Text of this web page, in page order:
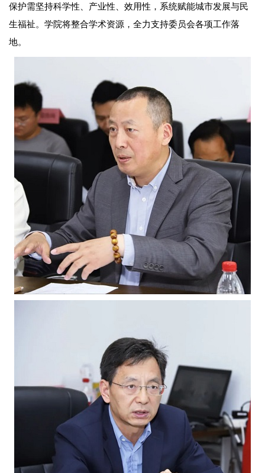
保护需坚持科学性、产业性、效用性，系统赋能城市发展与民
生福祉。学院将整合学术资源，全力支持委员会各项工作落
地。